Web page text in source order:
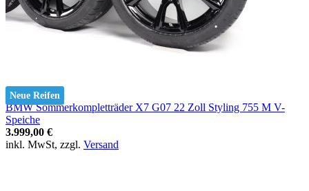
Neue Reifen
BMW Sommerkompletträder X7 G07 22 Zoll Styling 755 M V-
Speiche
3.999,00 €
inkl. MwSt, zzgl. Versand